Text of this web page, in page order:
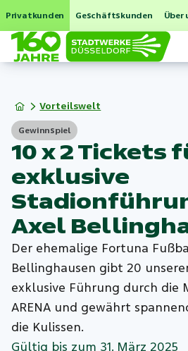
Privatkunden Geschäftskunden Über
Vorteilswelt
Gewinnspiel
10 x 2 Tickets
exklusive
Axel
Der ehemalige Fortuna
Bellinghausen gibt 20
exklusive Führung durch die
ARENA und gewährt
die Kulissen.
Gültig bis zum 31. März 2025